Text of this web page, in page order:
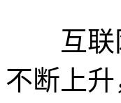
互联网
不断上